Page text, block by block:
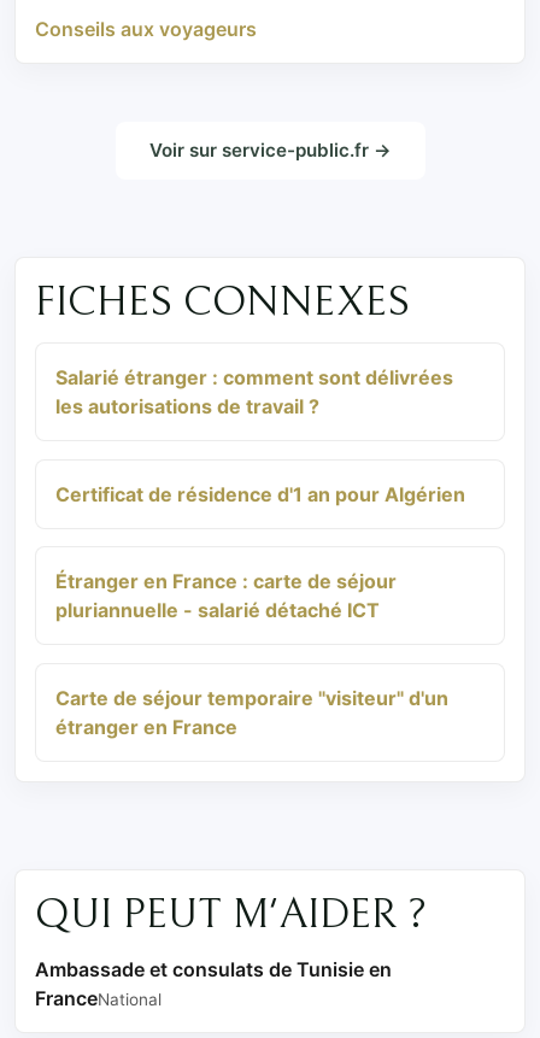
Conseils aux voyageurs
Voir sur service-public.fr →
FICHES CONNEXES
Salarié étranger : comment sont délivrées
les autorisations de travail ?
Certificat de résidence d'1 an pour Algérien
Étranger en France : carte de séjour
pluriannuelle - salarié détaché ICT
Carte de séjour temporaire "visiteur" d'un
étranger en France
QUI PEUT M'AIDER ?
Ambassade et consulats de Tunisie en
FranceNational